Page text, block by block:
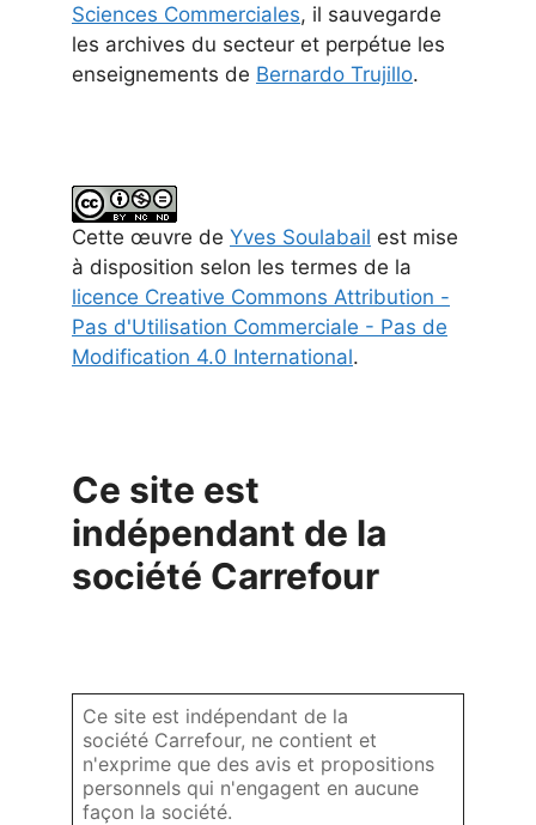
Sciences Commerciales, il sauvegarde
les archives du secteur et perpétue les
enseignements de Bernardo Trujillo.
Cette œuvre de Yves Soulabail est mise
à disposition selon les termes de la
licence Creative Commons Attribution -
Pas d'Utilisation Commerciale - Pas de
Modification 4.0 International.
Ce site est
indépendant de la
société Carrefour
Ce site est indépendant de la
société Carrefour, ne contient et
n'exprime que des avis et propositions
personnels qui n'engagent en aucune
façon la société.